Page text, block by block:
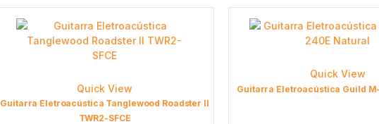
Quick View
Guitarra Eletroacústica Tanglewood Roadster II
TWR2-SFCE
Quick View
Guitarra Eletroacústica Guild